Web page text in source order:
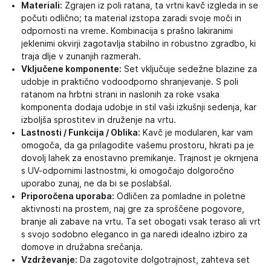
Materiali: Zgrajen iz poli ratana, ta vrtni kavč izgleda in se
počuti odlično; ta material izstopa zaradi svoje moči in
odpornosti na vreme. Kombinacija s prašno lakiranimi
jeklenimi okvirji zagotavlja stabilno in robustno zgradbo, ki
traja dlje v zunanjih razmerah.
Vključene komponente: Set vključuje sedežne blazine za
udobje in praktično vodoodporno shranjevanje. S poli
ratanom na hrbtni strani in naslonih za roke vsaka
komponenta dodaja udobje in stil vaši izkušnji sedenja, kar
izboljša sprostitev in druženje na vrtu.
Lastnosti / Funkcija / Oblika: Kavč je modularen, kar vam
omogoča, da ga prilagodite vašemu prostoru, hkrati pa je
dovolj lahek za enostavno premikanje. Trajnost je okrnjena
s UV-odpornimi lastnostmi, ki omogočajo dolgoročno
uporabo zunaj, ne da bi se poslabšal.
Priporočena uporaba: Odličen za pomladne in poletne
aktivnosti na prostem, naj gre za sproščene pogovore,
branje ali zabave na vrtu. Ta set obogati vsak teraso ali vrt
s svojo sodobno eleganco in ga naredi idealno izbiro za
domove in družabna srečanja.
Vzdrževanje: Da zagotovite dolgotrajnost, zahteva set